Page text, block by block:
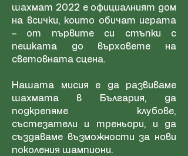
шахмат 2022 е официалният дом
на всички, които обичат играта
– от първите си стъпки с
пешката до върховете на
световната сцена.
Нашата мисия е да развиваме
шахмата в България, да
подкрепяме клубове,
състезатели и треньори, и да
създаваме възможности за нови
поколения шампиони.